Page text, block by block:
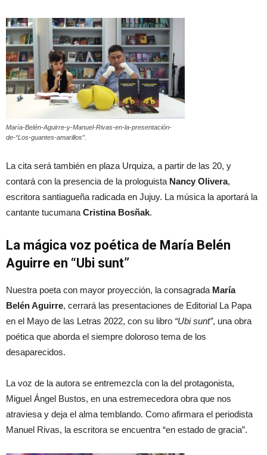
María-Belén-Aguirre-y-Manuel-Rivas-en-la-presentación-
de-“Los-guantes-amarillos”.
La cita será también en plaza Urquiza, a partir de las 20, y
contará con la presencia de la prologuista Nancy Olivera,
escritora santiagueña radicada en Jujuy. La música la aportará la
cantante tucumana Cristina Bosñak.
La mágica voz poética de María Belén
Aguirre en “Ubi sunt”
Nuestra poeta con mayor proyección, la consagrada María
Belén Aguirre, cerrará las presentaciones de Editorial La Papa
en el Mayo de las Letras 2022, con su libro “Ubi sunt”, una obra
poética que aborda el siempre doloroso tema de los
desaparecidos.
La voz de la autora se entremezcla con la del protagonista,
Miguel Ángel Bustos, en una estremecedora obra que nos
atraviesa y deja el alma temblando. Como afirmara el periodista
Manuel Rivas, la escritora se encuentra “en estado de gracia”.